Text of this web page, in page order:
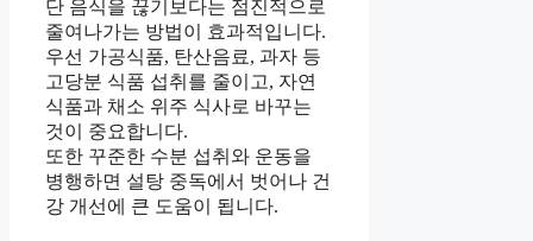
단 음식을 끊기보다는 점진적으로
줄여나가는 방법이 효과적입니다.
우선 가공식품, 탄산음료, 과자 등
고당분 식품 섭취를 줄이고, 자연
식품과 채소 위주 식사로 바꾸는
것이 중요합니다.
또한 꾸준한 수분 섭취와 운동을
병행하면 설탕 중독에서 벗어나 건
강 개선에 큰 도움이 됩니다.